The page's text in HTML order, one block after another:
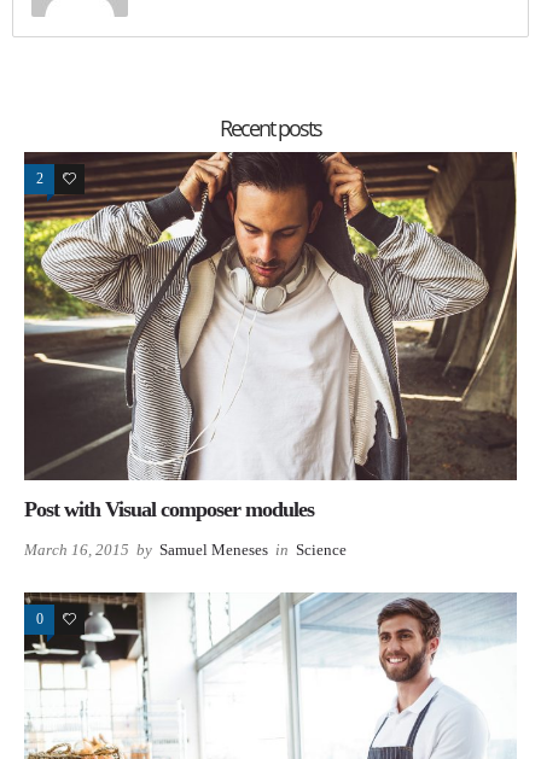
Recent posts
2 78
Post with Visual composer modules
March 16, 2015 by Samuel Meneses in Science
0 98